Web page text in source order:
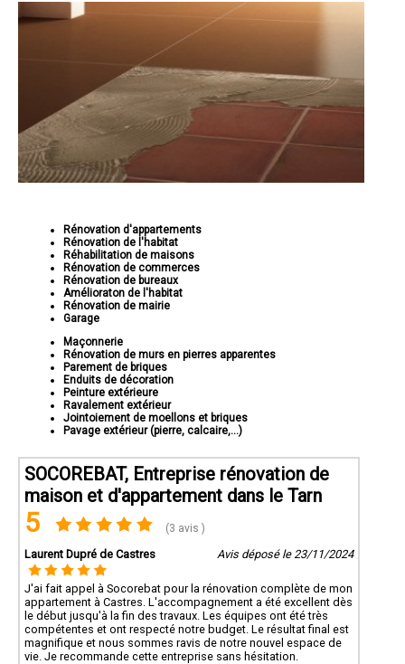
Rénovation d'appartements
Rénovation de l'habitat
Réhabilitation de maisons
Rénovation de commerces
Rénovation de bureaux
Amélioraton de l'habitat
Rénovation de mairie
Garage
Maçonnerie
Rénovation de murs en pierres apparentes
Parement de briques
Enduits de décoration
Peinture extérieure
Ravalement extérieur
Jointoiement de moellons et briques
Pavage extérieur (pierre, calcaire,...)
SOCOREBAT, Entreprise rénovation de
maison et d'appartement dans le Tarn
5 (3 avis )
Laurent Dupré de Castres Avis déposé le 23/11/2024
J'ai fait appel à Socorebat pour la rénovation complète de mon
appartement à Castres. L'accompagnement a été excellent dès
le début jusqu'à la fin des travaux. Les équipes ont été très
compétentes et ont respecté notre budget. Le résultat final est
magnifique et nous sommes ravis de notre nouvel espace de
vie. Je recommande cette entreprise sans hésitation.